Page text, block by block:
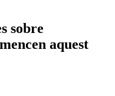
sobre
aquest